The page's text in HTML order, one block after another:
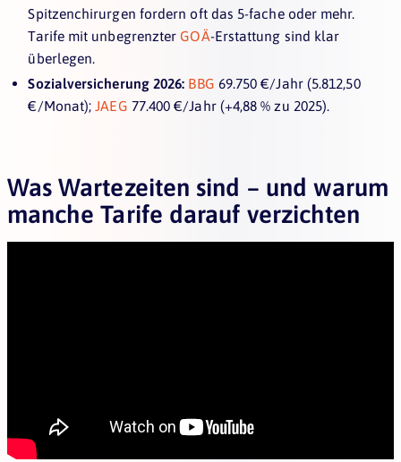
Spitzenchirurgen fordern oft das 5-fache oder mehr.
Tarife mit unbegrenzter GOÄ-Erstattung sind klar
überlegen.
Sozialversicherung 2026: BBG 69.750 €/Jahr (5.812,50
€/Monat);JAEG 77.400 €/Jahr (+4,88 % zu 2025).
Was Wartezeiten sind – und warum
manche Tarife darauf verzichten